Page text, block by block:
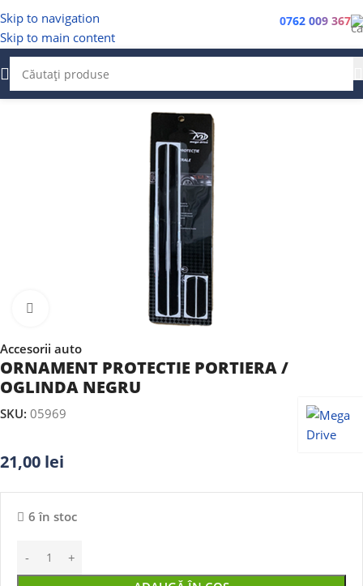
Skip to navigation
Skip to main content
0762 009 367
Faceți clic pentru a mări
Accesorii auto
ORNAMENT PROTECTIE PORTIERA /
OGLINDA NEGRU
SKU: 05969
21,00 lei
6 în stoc